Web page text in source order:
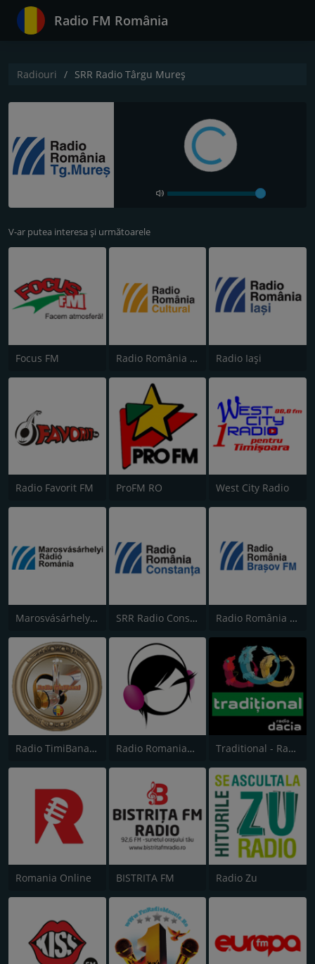
Radio FM România
Radiouri SRR Radio Târgu Mureș
V-ar putea interesa și următoarele
Focus FM Radio România Cultural Radio Iaşi
Radio Favorit FM ProFM RO West City Radio
Marosvásárhelyi Rádió SRR Radio Constanţa FM Radio România Brașov FM
Radio TimiBanat Populara Radio Romanian Popular Traditional - Radio Dacia Autocunoaștere Mindfulness
Romania Online BISTRITA FM Radio Zu